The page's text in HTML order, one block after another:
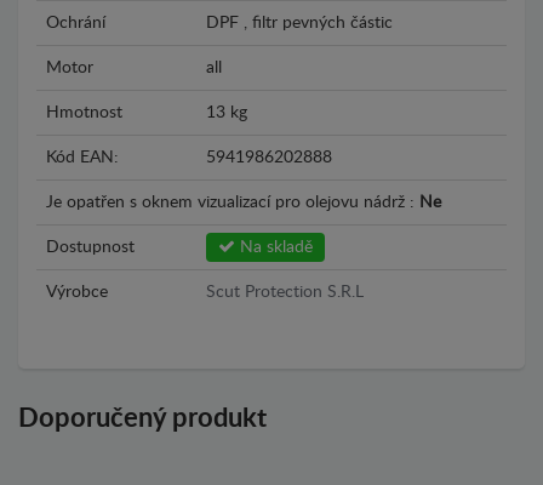
Ochrání DPF , filtr pevných částic
Motor all
Hmotnost 13 kg
Kód EAN: 5941986202888
Je opatřen s oknem vizualizací pro olejovu nádrž : Ne
Dostupnost Na skladě
Výrobce Scut Protection S.R.L
Doporučený produkt